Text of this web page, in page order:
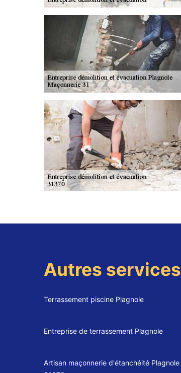
Autres services
Terrassement piscine Plagnole
Entreprise de terrassement Plagnole
Artisan maçonnerie d'étanchéité Plagnole